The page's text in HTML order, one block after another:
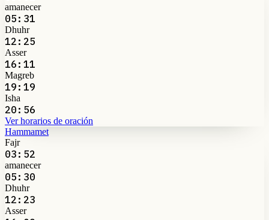
amanecer
05:31
Dhuhr
12:25
Asser
16:11
Magreb
19:19
Isha
20:56
Ver horarios de oración
Hammamet
Fajr
03:52
amanecer
05:30
Dhuhr
12:23
Asser